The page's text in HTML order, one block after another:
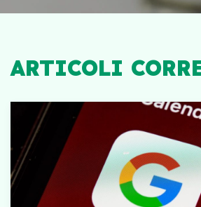
ARTICOLI